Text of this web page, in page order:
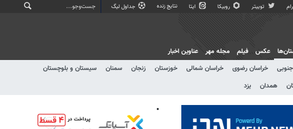
توییتر روبیکا ایتا نتایج زنده جداول لیگ
خراسان رضوی خراسان شمالی خوزستان زنجان سمنان
سیستان و بلوچستان
همدان یزد
عکس فیلم مجله مهر عناوین اخبار